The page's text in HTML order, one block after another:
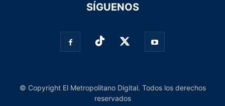
SÍGUENOS
© Copyright El Metropolitano Digital. Todos los derechos
reservados